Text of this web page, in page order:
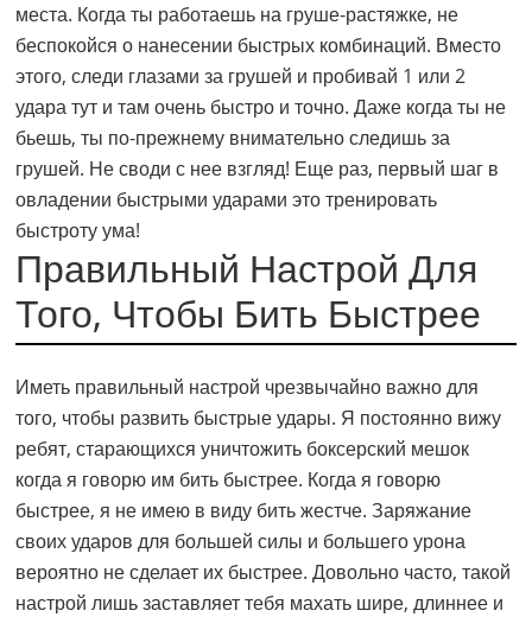
места. Когда ты работаешь на груше-растяжке, не
беспокойся о нанесении быстрых комбинаций. Вместо
этого, следи глазами за грушей и пробивай 1 или 2
удара тут и там очень быстро и точно. Даже когда ты не
бьешь, ты по-прежнему внимательно следишь за
грушей. Не своди с нее взгляд! Еще раз, первый шаг в
овладении быстрыми ударами это тренировать
быстроту ума!
Правильный Настрой Для
Того, Чтобы Бить Быстрее
Иметь правильный настрой чрезвычайно важно для
того, чтобы развить быстрые удары. Я постоянно вижу
ребят, старающихся уничтожить боксерский мешок
когда я говорю им бить быстрее. Когда я говорю
быстрее, я не имею в виду бить жестче. Заряжание
своих ударов для большей силы и большего урона
вероятно не сделает их быстрее. Довольно часто, такой
настрой лишь заставляет тебя махать шире, длиннее и